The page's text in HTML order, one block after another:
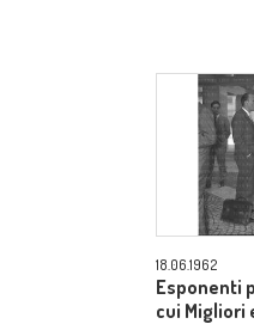
18.06.1962
Esponenti
cui Migliori